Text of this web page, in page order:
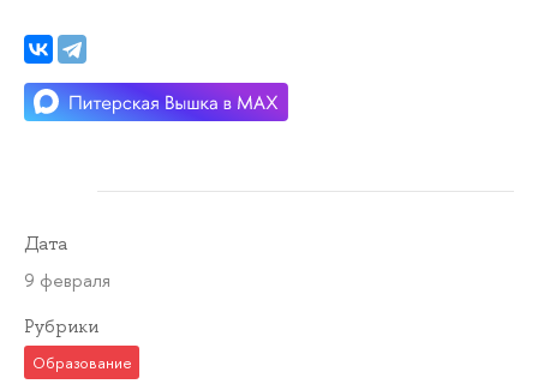
Дата
9 февраля
Рубрики
Образование